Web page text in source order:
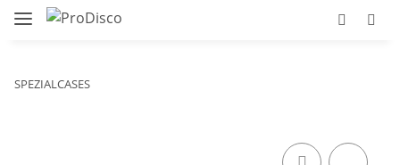
SPEZIALCASES